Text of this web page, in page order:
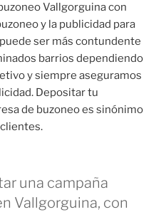
Vallgorguina con
y la publicidad para
ser más contundente
barrios dependiendo
y siempre aseguramos
Depositar tu
de buzoneo es sinónimo
una campaña
Vallgorguina, con